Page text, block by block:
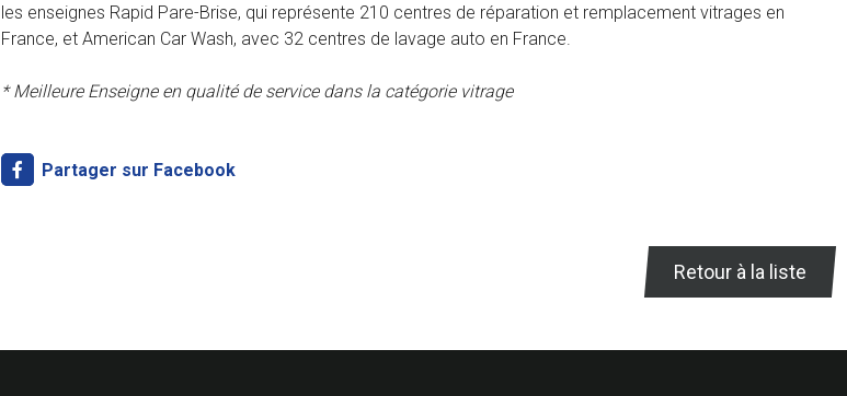
les enseignes Rapid Pare-Brise, qui représente 210 centres de réparation et remplacement vitrages en
France, et American Car Wash, avec 32 centres de lavage auto en France.
* Meilleure Enseigne en qualité de service dans la catégorie vitrage
Partager sur Facebook
Retour à la liste